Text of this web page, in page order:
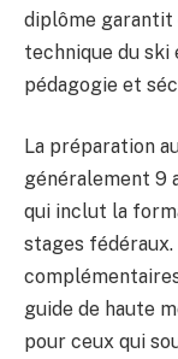
diplôme garantit
technique du
pédagogie et
La préparation
généralement 9
qui inclut la
stages
guide de haute
pour ceux qui